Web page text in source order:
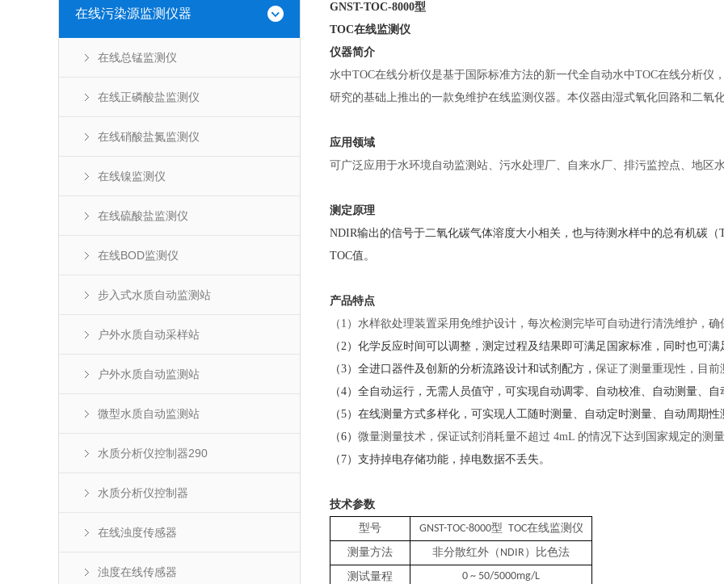
在线污染源监测仪器
在线总锰监测仪
在线正磷酸盐监测仪
在线硝酸盐氮监测仪
在线镍监测仪
在线硫酸盐监测仪
在线BOD监测仪
步入式水质自动监测站
户外水质自动采样站
户外水质自动监测站
微型水质自动监测站
水质分析仪控制器290
水质分析仪控制器
在线浊度传感器
浊度在线传感器
GNST-TOC-8000型
TOC在线监测仪
仪器简介
水中TOC在线分析仪是基于国际标准方法的新一代全自动水中TOC在线分析
研究的基础上推出的一款免维护在线监测仪器。本仪器由湿式氧化回路和二氧
应用领域
可广泛应用于水环境自动监测站、污水处理厂、自来水厂、排污监控点、地区
测定原理
NDIR输出的信号于二氧化碳气体溶度大小相关，也与待测水样中的总有机碳
TOC值。
产品特点
（ 1）水样欲处理装置采用免维护设计，每次检测完毕可自动进行清洗维护，
（2） 化学反应时间可以调整，测定过程及结果即可满足国家标准，同时也可满
（3） 全进口器件及创新的分析流路设计和试剂配方 ， 保证了测量重现性，目前
（4） 全自动运行，无需人员值守，可实现自动调零、自动校准、自动测量、
（5） 在线测量方式多样化，可实现人工随时测量、自动定时测量、自动周期
（6） 微量测量技术，保证试剂消耗量不超过 4mL 的情况下达到国家规定的测
（7） 支持掉电存储功能，掉电数据不丢失。
技术参数
型号
GNST-TOC-8000型 TOC在线监测仪
测量方法
非分散红外（ NDIR ）比色法
测试量程
0 ~ 50/5000mg/L